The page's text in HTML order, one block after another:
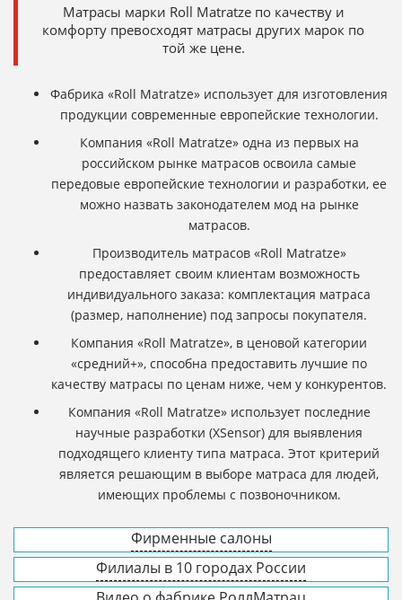
Матрасы марки Roll Matratze по качеству и
комфорту превосходят матрасы других марок по
той же цене.
Фабрика «Roll Matratze» использует для изготовления
продукции современные европейские технологии.
Компания «Roll Matratze» одна из первых на
российском рынке матрасов освоила самые
передовые европейские технологии и разработки, ее
можно назвать законодателем мод на рынке
матрасов.
Производитель матрасов «Roll Matratze»
предоставляет своим клиентам возможность
индивидуального заказа: комплектация матраса
(размер, наполнение) под запросы покупателя.
Компания «Roll Matratze», в ценовой категории
«средний+», способна предоставить лучшие по
качеству матрасы по ценам ниже, чем у конкурентов.
Компания «Roll Matratze» использует последние
научные разработки (XSensor) для выявления
подходящего клиенту типа матраса. Этот критерий
является решающим в выборе матраса для людей,
имеющих проблемы с позвоночником.
Фирменные салоны
Филиалы в 10 городах России